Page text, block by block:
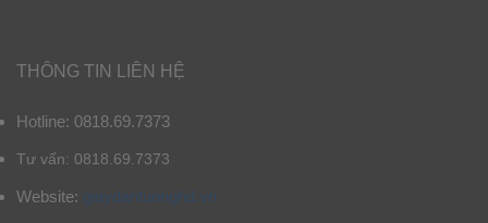
THÔNG TIN LIÊN HỆ
Hotline: 0818.69.7373
Tư vấn: 0818.69.7373
Website: giaydantuonghd.vn